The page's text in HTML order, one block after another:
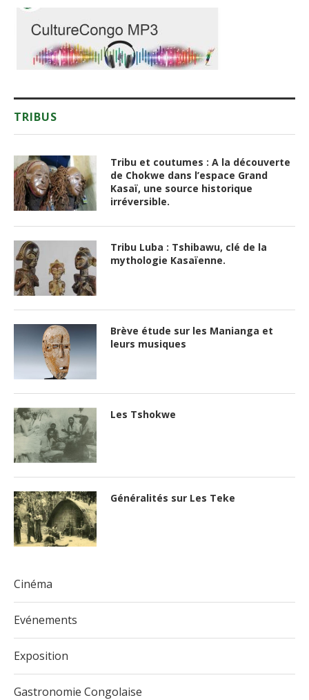
TRIBUS
Tribu et coutumes : A la découverte
de Chokwe dans l’espace Grand
Kasaï, une source historique
irréversible.
Tribu Luba : Tshibawu, clé de la
mythologie Kasaïenne.
Brève étude sur les Manianga et
leurs musiques
Les Tshokwe
Généralités sur Les Teke
Cinéma
Evénements
Exposition
Gastronomie Congolaise